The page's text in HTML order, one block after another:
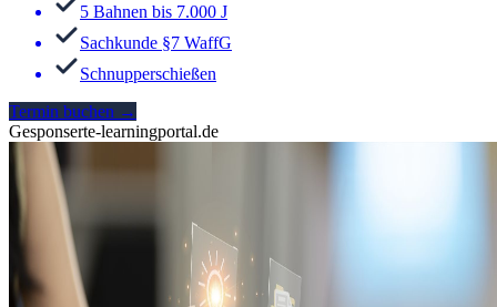
5 Bahnen bis 7.000 J
Sachkunde §7 WaffG
Schnupperschießen
Termin buchen →
Gesponserte-learningportal.de